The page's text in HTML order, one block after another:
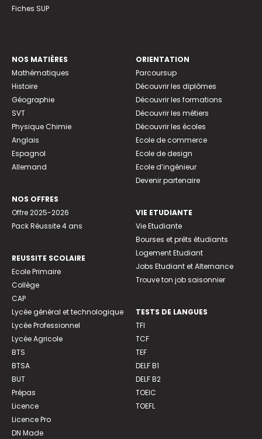
Fiches SUP
NOS MATIÈRES
Mathématiques
Histoire
Géographie
SVT
Physique Chimie
Anglais
Espagnol
Allemand
NOS OFFRES
Offre 2025-2026
Pack Réussite 4 ans
REUSSITE SCOLAIRE
Ecole Primaire
Collège
CAP
Lycée général et technologique
Lycée Professionnel
Lycée Agricole
BTS
BTSA
BUT
Prépas
Licence
Licence Pro
DN Made
ORIENTATION
Parcoursup
Découvrir les diplômes
Découvrir les formations
Découvrir les métiers
Découvrir les écoles
Ecole de commerce
Ecole de design
Ecole d’ingénieur
Devenir partenaire
VIE ETUDIANTE
Vie Etudiante
Bourses et prêts étudiants
Logement Etudiant
Jobs Etudiant et Alternance
Trouve ton job saisonnier
TESTS DE LANGUES
TFI
TCF
TEF
DELF B1
DELF B2
TOEIC
TOEFL